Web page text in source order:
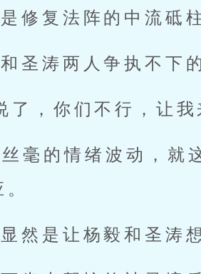
修复法阵的中流砥
圣涛两人争执不下
了，你们不行，让我
毫的情绪波动，就
然是让杨毅和圣涛